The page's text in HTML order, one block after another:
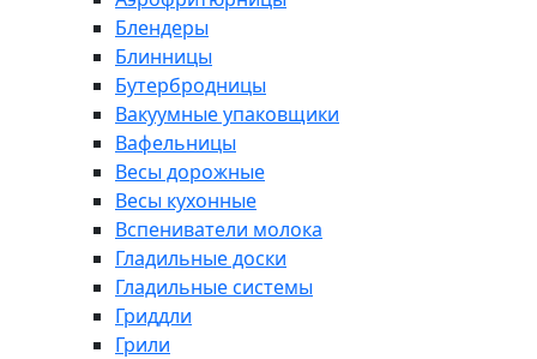
Блендеры
Блинницы
Бутербродницы
Вакуумные упаковщики
Вафельницы
Весы дорожные
Весы кухонные
Вспениватели молока
Гладильные доски
Гладильные системы
Гриддли
Грили